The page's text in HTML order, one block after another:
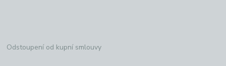
Odstoupení od kupní smlouvy